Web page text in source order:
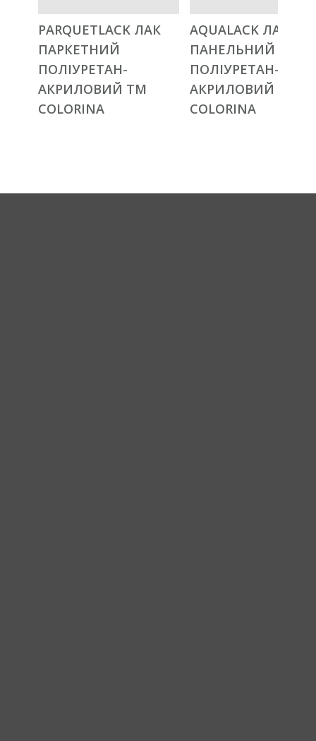
PARQUETLACK ЛАК
ПАРКЕТНИЙ
ПОЛІУРЕТАН-
АКРИЛОВИЙ ТМ
COLORINA
AQUALACK ЛАК
ПАНЕЛЬНИЙ
ПОЛІУРЕТАН-
АКРИЛОВИЙ ТМ
COLORINA